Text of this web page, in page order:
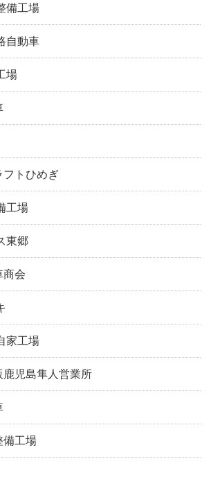
備工場
自動車
場
トひめぎ
工場
東郷
商会
家工場
児島隼人営業所
備工場